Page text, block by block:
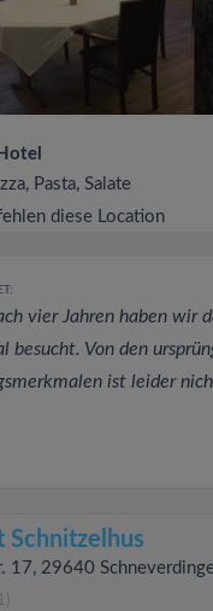
Pasta, Salate
diese Location
vier Jahren haben wir
besucht. Von den
ist leider
Schnitzelhus
17, 29640
(1)